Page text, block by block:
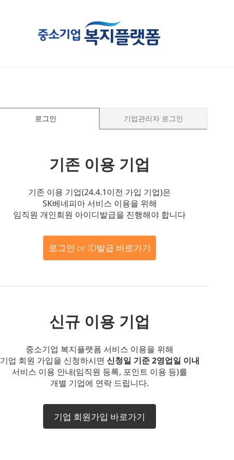
로그인 기업관리자 로그인
기존 이용 기업
기존 이용 기업(24.4.1이전 가입 기업)은
SK베네피아 서비스 이용을 위해
임직원 개인회원 아이디발급을 진행해야 합니다
로그인 or ID발급 바로가기
신규 이용 기업
중소기업 복지플랫폼 서비스 이용을 위해
기업 회원 가입을 신청하시면 신청일 기준 2영업일 이내
서비스 이용 안내(임직원 등록, 포인트 이용 등)를
개별 기업에 연락 드립니다.
기업 회원가입 바로가기